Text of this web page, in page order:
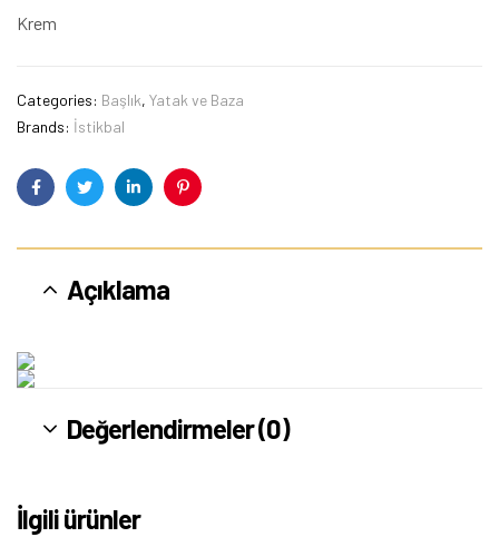
Krem
Categories: Başlık, Yatak ve Baza
Brands: İstikbal
FacebookTwitterLinkedinPinterest
Açıklama
Değerlendirmeler (0)
İlgili ürünler